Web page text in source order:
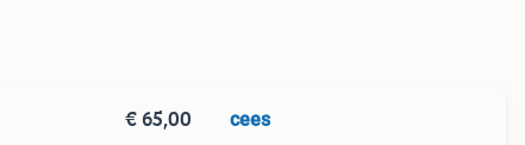
€ 65,00 cees